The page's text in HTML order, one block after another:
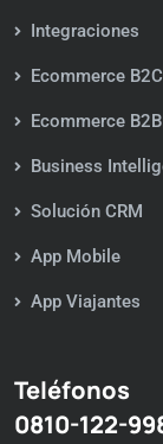
Integraciones
Ecommerce B2C
Ecommerce B2B
Business
Solución CRM
App Mobile
App Viajantes
Teléfonos
0810-122-